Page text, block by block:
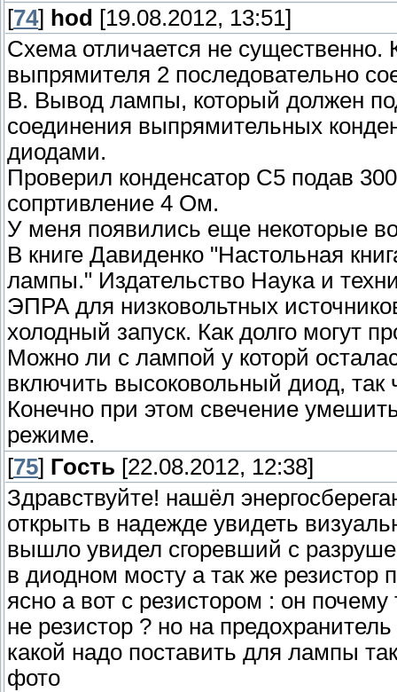
[74] hod [19.08.2012, 13:51]
Схема отличается не существенно.
выпрямителя 2 последовательно
В. Вывод лампы, который должен
соединения выпрямительных
диодами.
Проверил конденсатор С5 подав
сопртивление 4 Ом.
У меня появились еще некоторые
В книге Давиденко "Настольная
лампы." Издательство Наука и
ЭПРА для низковольтных
холодный запуск. Как долго могут
Можно ли с лампой у которй
включить высоковольный диод,
Конечно при этом свечение
режиме.
[75] Гость [22.08.2012, 12:38]
Здравствуйте! нашёл
открыть в надежде увидеть
вышло увидел сгоревший с
в диодном мосту а так же
ясно а вот с резистором : он
не резистор ? но на
какой надо поставить для лампы
фото